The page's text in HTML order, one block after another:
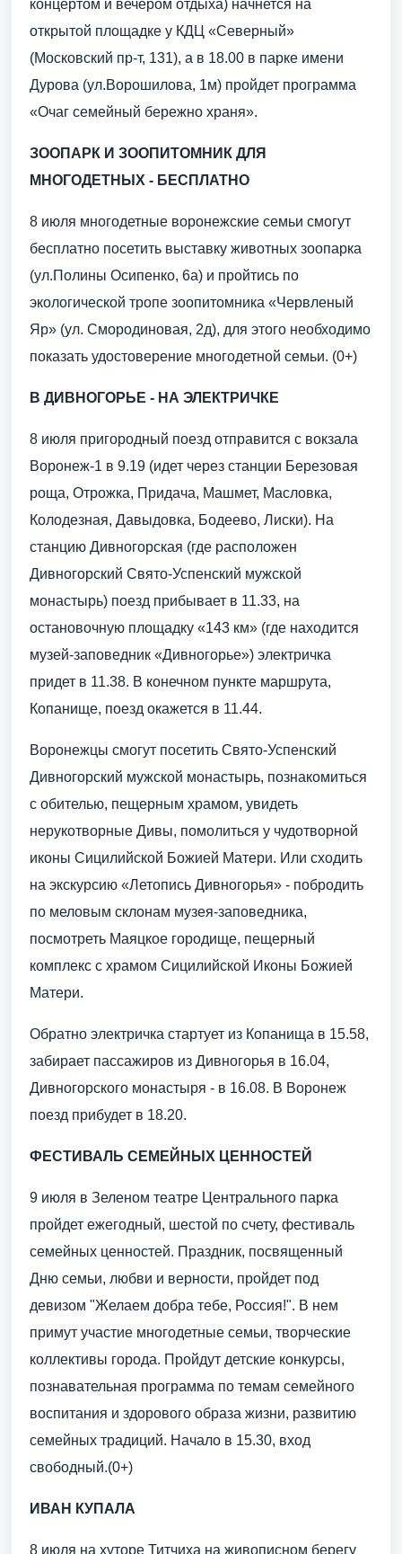
концертом и вечером отдыха) начнется на
открытой площадке у КДЦ «Северный»
(Московский пр-т, 131), а в 18.00 в парке имени
Дурова (ул.Ворошилова, 1м) пройдет программа
«Очаг семейный бережно храня».
ЗООПАРК И ЗООПИТОМНИК ДЛЯ
МНОГОДЕТНЫХ - БЕСПЛАТНО
8 июля многодетные воронежские семьи смогут
бесплатно посетить выставку животных зоопарка
(ул.Полины Осипенко, 6а) и пройтись по
экологической тропе зоопитомника «Червленый
Яр» (ул. Смородиновая, 2д), для этого необходимо
показать удостоверение многодетной семьи. (0+)
В ДИВНОГОРЬЕ - НА ЭЛЕКТРИЧКЕ
8 июля пригородный поезд отправится с вокзала
Воронеж-1 в 9.19 (идет через станции Березовая
роща, Отрожка, Придача, Машмет, Масловка,
Колодезная, Давыдовка, Бодеево, Лиски). На
станцию Дивногорская (где расположен
Дивногорский Свято-Успенский мужской
монастырь) поезд прибывает в 11.33, на
остановочную площадку «143 км» (где находится
музей-заповедник «Дивногорье») электричка
придет в 11.38. В конечном пункте маршрута,
Копанище, поезд окажется в 11.44.
Воронежцы смогут посетить Свято-Успенский
Дивногорский мужской монастырь, познакомиться
с обителью, пещерным храмом, увидеть
нерукотворные Дивы, помолиться у чудотворной
иконы Сицилийской Божией Матери. Или сходить
на экскурсию «Летопись Дивногорья» - побродить
по меловым склонам музея-заповедника,
посмотреть Маяцкое городище, пещерный
комплекс с храмом Сицилийской Иконы Божией
Матери.
Обратно электричка стартует из Копанища в 15.58,
забирает пассажиров из Дивногорья в 16.04,
Дивногорского монастыря - в 16.08. В Воронеж
поезд прибудет в 18.20.
ФЕСТИВАЛЬ СЕМЕЙНЫХ ЦЕННОСТЕЙ
9 июля в Зеленом театре Центрального парка
пройдет ежегодный, шестой по счету, фестиваль
семейных ценностей. Праздник, посвященный
Дню семьи, любви и верности, пройдет под
девизом "Желаем добра тебе, Россия!". В нем
примут участие многодетные семьи, творческие
коллективы города. Пройдут детские конкурсы,
познавательная программа по темам семейного
воспитания и здорового образа жизни, развитию
семейных традиций. Начало в 15.30, вход
свободный.(0+)
ИВАН КУПАЛА
8 июля на хуторе Титчиха на живописном берегу